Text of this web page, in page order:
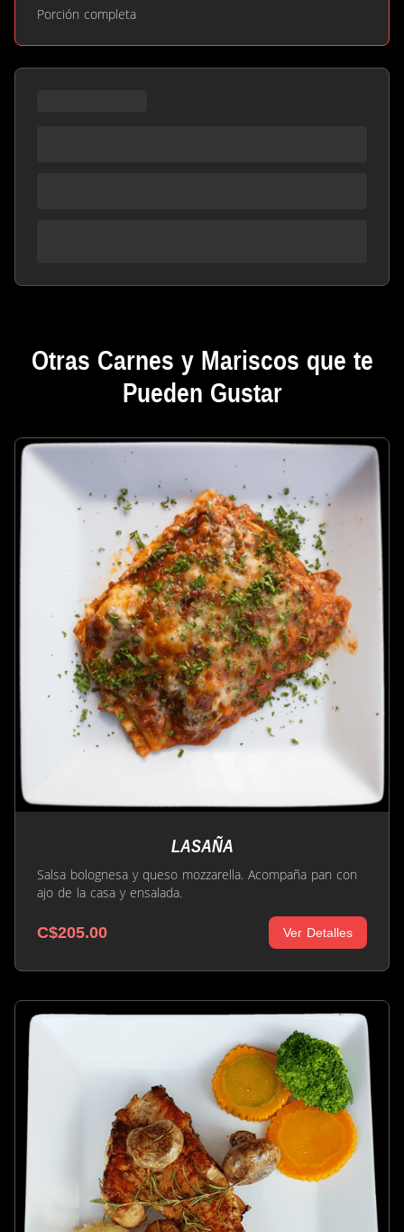
Porción completa
Otras Carnes y Mariscos que te
Pueden Gustar
LASAÑA
Salsa bolognesa y queso mozzarella. Acompaña pan con
ajo de la casa y ensalada.
C$205.00 Ver Detalles